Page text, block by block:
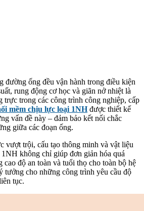
đường ống đều vận hành trong điều kiện
rung động cơ học và giãn nở nhiệt là
trực trong các công trình công nghiệp, cấp
mềm chịu lực loại 1NHđược thiết kế
vấn đề này – đảm bảo kết nối chắc
giữa các đoạn ống.
vượt trội, cấu tạo thông minh và vật liệu
không chỉ giúp đơn giản hóa quá
cao độ an toàn và tuổi thọ cho toàn bộ hệ
tưởng cho những công trình yêu cầu độ
tục.